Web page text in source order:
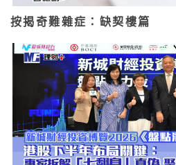
按揭奇難雜症：缺契樓篇